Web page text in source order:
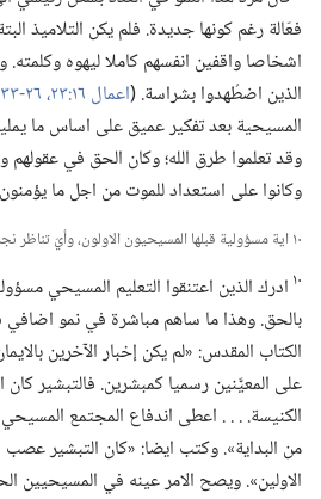
فعّالة رغم كونها جديدة.‏ فلم يكن التلاميذ
اشخاصا واقفين انفسهم كاملا ليهوه
الذين اضطُهدوا بشراسة.‏ (‏اعمال ١٦:‏٢٣،‏
المسيحية بعد تفكير عميق على اساس ما
وقد تعلموا طرق الله؛‏ وكان الحق في عقولهم
وكانوا على استعداد للموت من اجل ما
١٠ اية مسؤولية قبلها المسيحيون الاولون،‏ وأيّ تناظر نجده اليوم؟‏
١٠ ادرك الذين اعتنقوا التعليم المسيحي
بالحق.‏ وهذا ما ساهم مباشرة في نمو اضافي
الكتاب المقدس:‏ «لم يكن إخبار الآخرين
على المعيَّنين رسميا كمبشرين.‏ فالتبشير
الكنيسة.‏ .‏ .‏ .‏ اعطى اندفاع المجتمع
من البداية».‏ وكتب ايضا:‏ «كان التبشير عصب
الاولين».‏ ويصح الامر عينه في المسيحيين